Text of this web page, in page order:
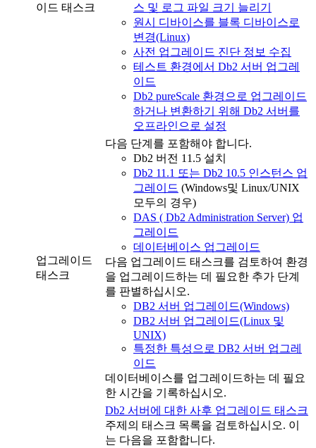
이드 태스크
스 및 로그 파일 크기 늘리기
원시 디바이스를 블록 디바이스로
변경(Linux)
사전 업그레이드 진단 정보 수집
테스트 환경에서 Db2 서버 업그레
이드
Db2 pureScale 환경으로 업그레이드
하거나 변환하기 위해 Db2 서버를
오프라인으로 설정
업그레이드
태스크
다음 단계를 포함해야 합니다.
Db2 버전 11.5 설치
Db2 11.1 또는 Db2 10.5 인스턴스 업
그레이드 (Windows및 Linux/UNIX
모두의 경우)
DAS ( Db2 Administration Server) 업
그레이드
데이터베이스 업그레이드
다음 업그레이드 태스크를 검토하여 환경
을 업그레이드하는 데 필요한 추가 단계
를 판별하십시오.
DB2 서버 업그레이드(Windows)
DB2 서버 업그레이드(Linux 및
UNIX)
특정한 특성으로 DB2 서버 업그레
이드
데이터베이스를 업그레이드하는 데 필요
한 시간을 기록하십시오.
Db2 서버에 대한 사후 업그레이드 태스크
주제의 태스크 목록을 검토하십시오. 이
는 다음을 포함합니다.